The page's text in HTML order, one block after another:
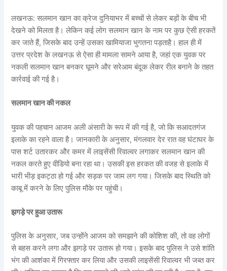
लखनऊ: सलमान खान का क्रेज दुनियाभर में बच्चों से लेकर बड़ों के बीच भी
देखने को मिलता है। लेकिन कई लोग सलमान खान के नाम पर कुछ ऐसी हरकतें
कर जाते हैं, जिसके बाद उन्हें उसका खामियाजा भुगतना पड़ताहै। हाल ही में
उत्तर प्रदेश के लखनऊ से ऐसा ही मामला सामने आया है, जहां एक युवक पर
नकली सलमान खान बनकर घूमने और सरेआम बंदूक लेकर रील बनाने के तहत
कार्रवाई की गई है।
सलमान खान की नकल
युवक की पहचान आजम अली अंसारी के रूप में की गई है, जो कि सआदतगंज
इलाके का रहने वाला है। जानकारी के अनुसार, मंगलवार देर रात वह घंटाघर के
पास शर्ट उतारकर और कमर में लाइसेंसी रिवाल्वर लगाकर सलमान खान की
नकल करते हुए वीडियो बना रहा था। उसकी इस हरकत की वजह से इलाके में
भारी भीड़ इकट्ठा हो गई और सड़क पर जाम लग गया। जिसके बाद स्थिति को
काबू में करने के लिए पुलिस मौके पर पहुंची।
झगड़े पर हुआ उतारू
पुलिस के अनुसार, जब उन्होंने आजम को समझाने की कोशिश की, तो वह लोगों
से बहस करने लगा और झगड़े पर उतारू हो गया। इसके बाद पुलिस ने उसे शांति
भंग की आशंका में गिरफ्तार कर लिया और उसकी लाइसेंसी रिवाल्वर भी जब्त कर